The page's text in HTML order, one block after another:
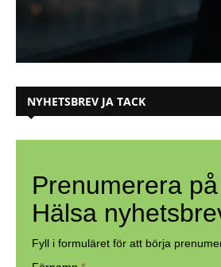
NYHETSBREV JA TACK